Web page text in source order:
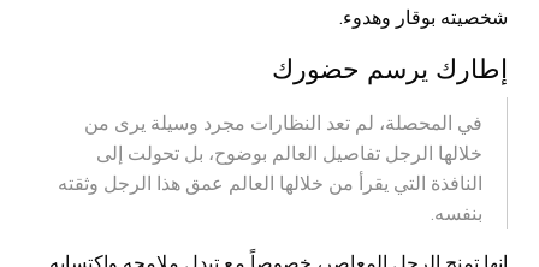
شخصيته بوقار وهدوء.
إطارك يرسم حضورك
في المحصلة، لم تعد النظارات مجرد وسيلة يرى من
خلالها الرجل تفاصيل العالم بوضوح، بل تحولت إلى
النافذة التي يقرأ من خلالها العالم عمق هذا الرجل وثقته
بنفسه.
إنها تمنح الرجل المعاصر، خصوصاً مع تبدل ملامحه واكتسابه